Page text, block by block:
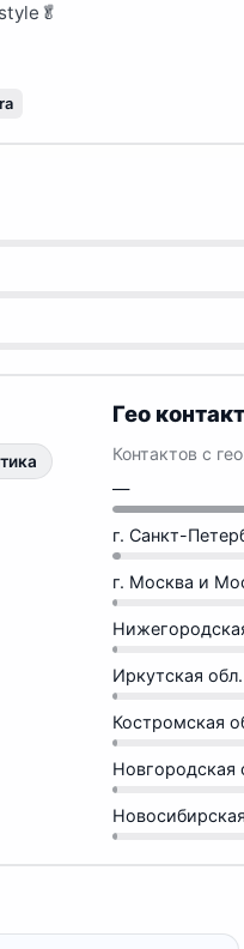
Гео
Контактов с
—
г. Санкт-
г. Москва и
Иркутская обл.
Костромская
Новгородская